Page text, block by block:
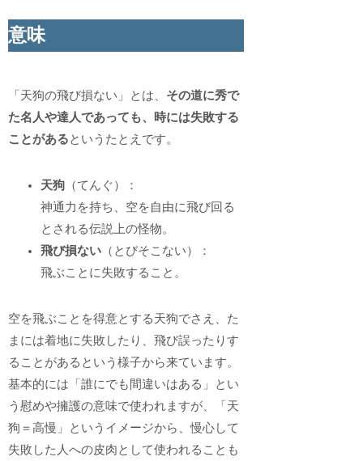
意味
「天狗の飛び損ない」とは、 その道に秀で
た名人や達人であっても、時には失敗する
ことがあるというたとえです。
天狗 （てんぐ）：
神通力を持ち、空を自由に飛び回る
とされる伝説上の怪物。
飛び損ない （とびそこない）：
飛ぶことに失敗すること。
空を飛ぶことを得意とする天狗でさえ、た
まには着地に失敗したり、飛び誤ったりす
ることがあるという様子から来ています。
基本的には「誰にでも間違いはある」とい
う慰めや擁護の意味で使われますが、「天
狗＝高慢」というイメージから、慢心して
失敗した人への皮肉として使われることも